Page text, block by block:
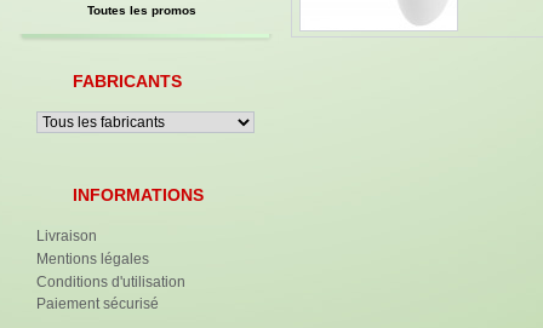
Toutes les promos
FABRICANTS
INFORMATIONS
Livraison
Mentions légales
Conditions d'utilisation
Paiement sécurisé